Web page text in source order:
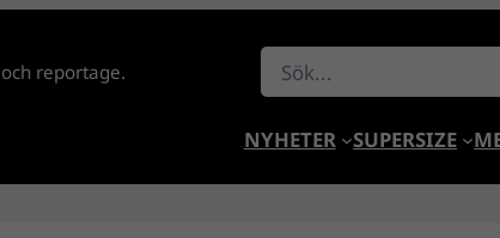
reportage. Sök
NYHETER SUPERSIZE